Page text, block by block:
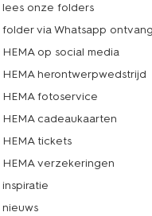
lees onze folders
folder via Whatsapp
HEMA op social media
HEMA herontwerpwedstrijd
HEMA fotoservice
HEMA cadeaukaarten
HEMA tickets
HEMA verzekeringen
inspiratie
nieuws